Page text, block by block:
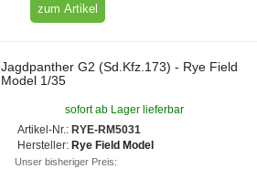
zum Artikel
Jagdpanther G2 (Sd.Kfz.173) - Rye Field
Model 1/35
sofort ab Lager lieferbar
Artikel-Nr.: RYE-RM5031
Hersteller: Rye Field Model
Unser bisheriger Preis: